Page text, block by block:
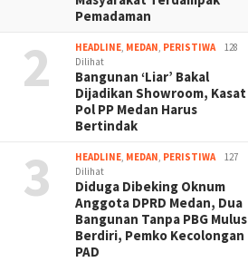
Pemadaman
2 HEADLINE, MEDAN, PERISTIWA
128
Dilihat
Bangunan ‘Liar’ Bakal
Dijadikan Showroom, Kasat
Pol PP Medan Harus
Bertindak
3 HEADLINE, MEDAN, PERISTIWA
127
Dilihat
Diduga Dibeking Oknum
Anggota DPRD Medan, Dua
Bangunan Tanpa PBG Mulus
Berdiri, Pemko Kecolongan
PAD